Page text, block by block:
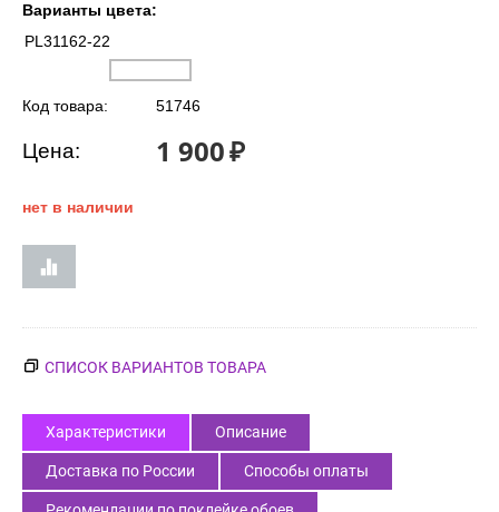
Варианты цвета:
PL31162-22
Код товара: 51746
Цена: 1 900₽
нет в наличии
СПИСОК ВАРИАНТОВ ТОВАРА
Характеристики Описание
Доставка по России Способы оплаты